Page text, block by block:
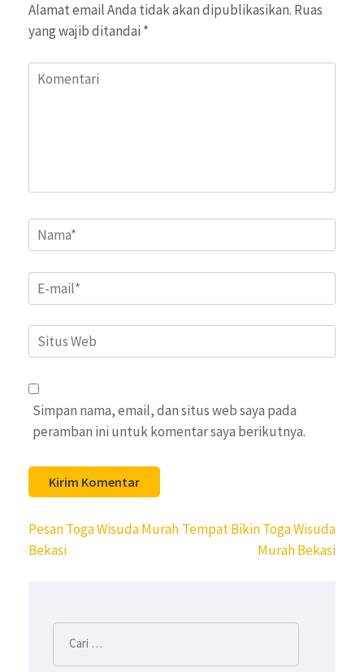
Alamat email Anda tidak akan dipublikasikan. Ruas
yang wajib ditandai *
Komentari
Name*
Email*
Situs
Web
Simpan nama, email, dan situs web saya pada
peramban ini untuk komentar saya berikutnya.
Navigasi
pos
Pesan Toga Wisuda Murah
Bekasi
Tempat Bikin Toga Wisuda
Murah Bekasi
Cari
untuk: